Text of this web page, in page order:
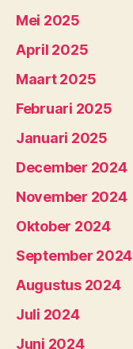
Mei 2025
April 2025
Maart 2025
Februari 2025
Januari 2025
December 2024
November 2024
Oktober 2024
September 2024
Augustus 2024
Juli 2024
Juni 2024